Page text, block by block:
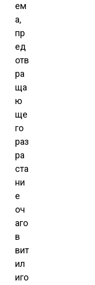
ем
а,
пр
ед
отв
ра
ща
ю
ще
го
раз
ра
ста
ни
е
оч
аго
в
вит
ил
иго